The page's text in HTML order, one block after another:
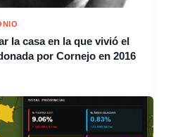
la casa en la que vivió el
por Cornejo en 2016